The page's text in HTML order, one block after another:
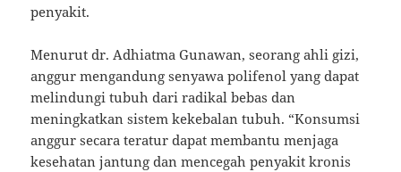
penyakit.
Menurut dr. Adhiatma Gunawan, seorang ahli gizi,
anggur mengandung senyawa polifenol yang dapat
melindungi tubuh dari radikal bebas dan
meningkatkan sistem kekebalan tubuh. “Konsumsi
anggur secara teratur dapat membantu menjaga
kesehatan jantung dan mencegah penyakit kronis